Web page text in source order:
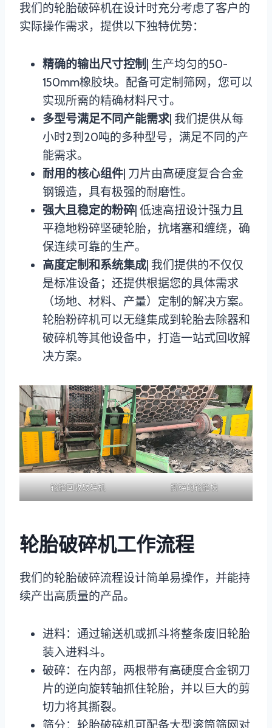
我们的轮胎破碎机在设计时充分考虑了客户的
实际操作需求，提供以下独特优势：
精确的输出尺寸控制 | 生产均匀的50-
150mm橡胶块。配备可定制筛网，您可以
实现所需的精确材料尺寸。
多型号满足不同产能需求| 我们提供从每
小时2到20吨的多种型号，满足不同的产
能需求。
耐用的核心组件 | 刀片由高硬度复合合金
钢锻造，具有极强的耐磨性。
强大且稳定的粉碎 | 低速高扭设计强力且
平稳地粉碎坚硬轮胎，抗堵塞和缠绕，确
保连续可靠的生产。
高度定制和系统集成 | 我们提供的不仅仅
是标准设备；还提供根据您的具体需求
（场地、材料、产量）定制的解决方案。
轮胎粉碎机可以无缝集成到轮胎去除器和
破碎机等其他设备中，打造一站式回收解
决方案。
轮胎回收破碎机 撕碎的轮胎块
轮胎破碎机工作流程
我们的轮胎破碎流程设计简单易操作，并能持
续产出高质量的产品。
进料：通过输送机或抓斗将整条废旧轮胎
装入进料斗。
破碎：在内部，两根带有高硬度合金钢刀
片的逆向旋转轴抓住轮胎，并以巨大的剪
切力将其撕裂。